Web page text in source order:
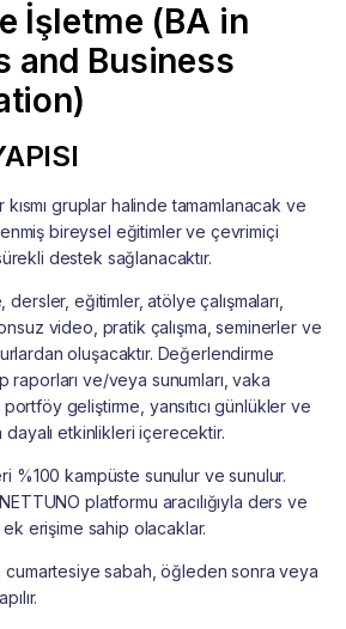
İşletme (BA in
and Business
kısmı gruplar halinde tamamlanacak ve
bireysel eğitimler ve çevrimiçi
destek sağlanacaktır.
eğitimler, atölye çalışmaları,
video, pratik çalışma, seminerler ve
oluşacaktır. Değerlendirme
raporları ve/veya sunumları, vaka
portföy geliştirme, yansıtıcı günlükler ve
dayalı etkinlikleri içerecektir.
%100 kampüste sunulur ve sunulur.
platformu aracılığıyla ders ve
erişime sahip olacaklar.
sabah, öğleden sonra veya